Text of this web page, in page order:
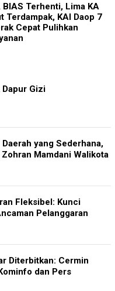
Wira SMKN 1 Jember
ABHINAYA 2026, Ajang
Cetak Relawan
Berprestasi
Gizi
yang Sederhana,
Mamdani Walikota
Fleksibel: Kunci
Pelanggaran
Diterbitkan: Cermin
dan Pers